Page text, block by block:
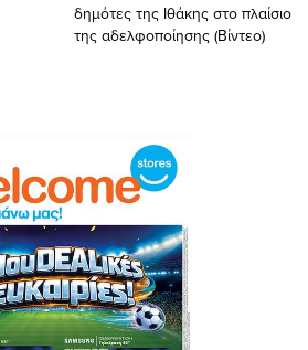
δημότες της Ιθάκης στο πλαίσιο
της αδελφοποίησης (Bίντεο)